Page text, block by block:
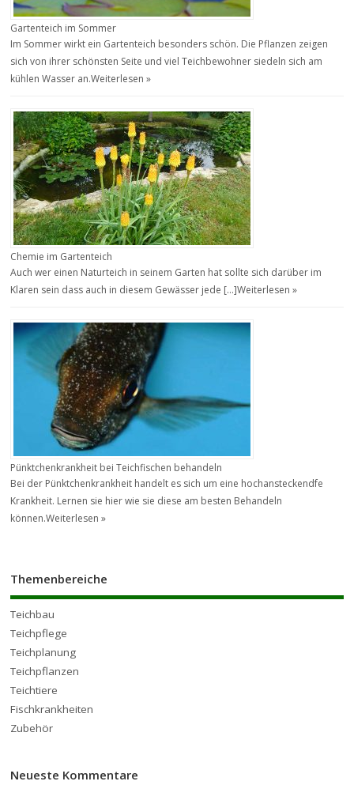
Gartenteich im Sommer
Im Sommer wirkt ein Gartenteich besonders schön. Die Pflanzen zeigen
sich von ihrer schönsten Seite und viel Teichbewohner siedeln sich am
kühlen Wasser an.Weiterlesen »
Chemie im Gartenteich
Auch wer einen Naturteich in seinem Garten hat sollte sich darüber im
Klaren sein dass auch in diesem Gewässer jede […]Weiterlesen »
Pünktchenkrankheit bei Teichfischen behandeln
Bei der Pünktchenkrankheit handelt es sich um eine hochansteckendfe
Krankheit. Lernen sie hier wie sie diese am besten Behandeln
können.Weiterlesen »
Themenbereiche
Teichbau
Teichpflege
Teichplanung
Teichpflanzen
Teichtiere
Fischkrankheiten
Zubehör
Neueste Kommentare